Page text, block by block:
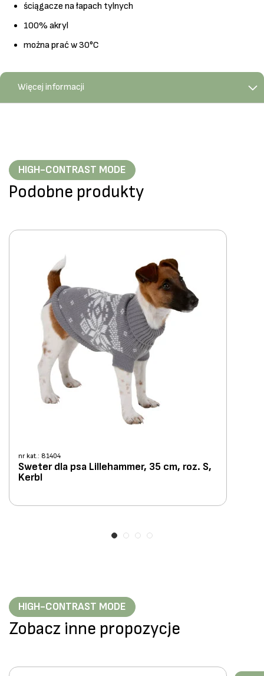
ściągacze na łapach tylnych
100% akryl
można prać w 30°C
Więcej informacji
HIGH-CONTRAST MODE
Podobne produkty
nr kat.: 81404
Sweter dla psa Lillehammer, 35 cm, roz. S,
Kerbl
HIGH-CONTRAST MODE
Zobacz inne propozycje